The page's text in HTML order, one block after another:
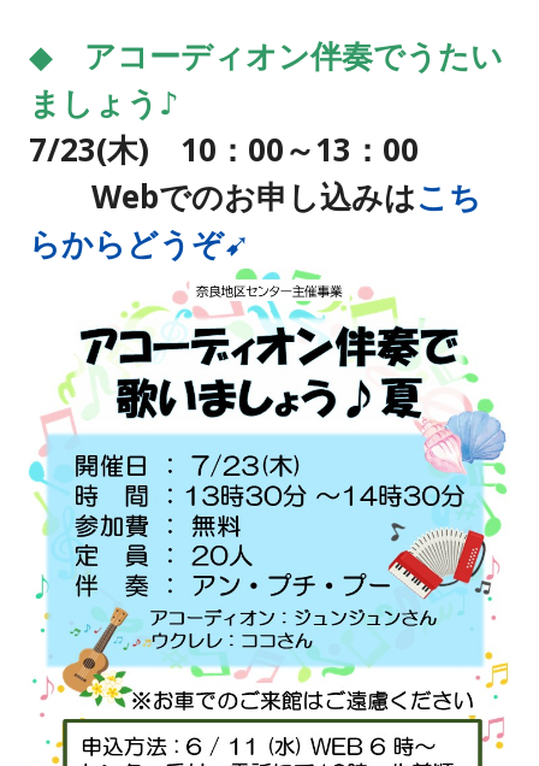
◆ アコーディオン伴奏でうたい
ましょう♪
7/23(木) 10：00～13：00
Webでのお申し込みはこち
らからどうぞ➹